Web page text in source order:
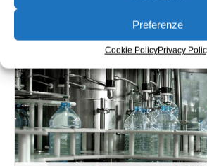
Preferenze
Cookie PolicyPrivacy